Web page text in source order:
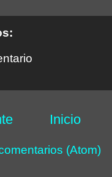
Inicio
(Atom)